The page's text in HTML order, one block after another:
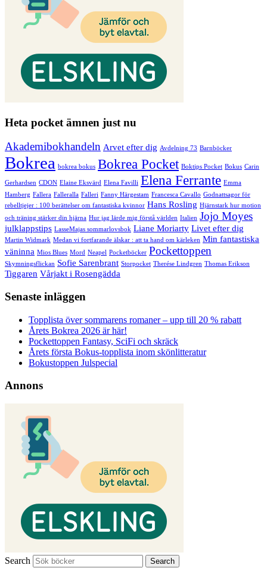
Heta pocket ämnen just nu
Akademibokhandeln Arvet efter dig Avdelning 73 Barnböcker
Bokrea bokrea bokus Bokrea Pocket Boktips Pocket Bokus Carin
Gerhardsen CDON Elaine Eksvärd Elena Favilli Elena Ferrante Emma
Hamberg Fallera Falleralla Falleri Fanny Härgestam Francesca Cavallo Godnattsagor för
rebelltjejer : 100 berättelser om fantastiska kvinnor Hans Rosling Hjärnstark hur motion
och träning stärker din hjärna Hur jag lärde mig förstå världen Italien Jojo Moyes
julklappstips LasseMajas sommarlovsbok Liane Moriarty Livet efter dig
Martin Widmark Medan vi fortfarande älskar : att ta hand om kärleken Min fantastiska
väninna Mios Blues Mord Neapel Pocketböcker Pockettoppen
Skymningsflickan Sofie Sarenbrant Storpocket Therése Lindgren Thomas Erikson
Tiggaren Vårjakt i Rosengädda
Senaste inläggen
Topplista över sommarens romaner – upp till 20 % rabatt
Årets Bokrea 2026 är här!
Pockettoppen Fantasy, SciFi och skräck
Årets första Bokus-topplista inom skönlitteratur
Bokustoppen Julspecial
Annons
Search